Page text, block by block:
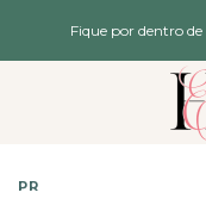
Fique por dentro de
PR